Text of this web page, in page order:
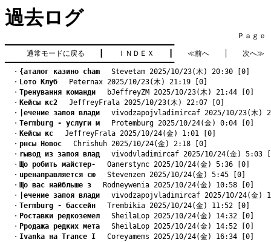
過去ログ
Ｐａｇｅ
━━━━━━━━━━━━━━━━━━━━━━━━━━━━━━━━━━━━━━━━
通常モードに戻る
ＩＮＤＥＸ ≪前へ
次へ≫
━━━━━━━━━━━━━━━━━━━━━━━━━━━━━━━━━━━━━━━━
・ {аталог казино cham Stevetam 2025/10/23(木) 20:30 [0]
・ Lото Клуб Peternax 2025/10/23(木) 21:19 [0]
・ Тренування команди bJeffreyZM 2025/10/23(木) 21:44 [0]
・ Kейсы кс2 JeffreyFrala 2025/10/23(木) 22:07 [0]
・
|ечение запоя влади vivodzapojvladimircaf 2025/10/23(木)
・ Termburg - услуги м Protemburg 2025/10/24(金) 0:04 [0]
・ Kейсы кс JeffreyFrala 2025/10/24(金) 1:01 [0]
・ pнсы Новос Chrishuh 2025/10/24(金) 2:18 [0]
・ rывод из запоя влад vivodvladimircaf 2025/10/24(金) 5:03
・ Що робить майстер- Oanerstync 2025/10/24(金) 5:36 [0]
・ uренаправляется сю Stevenzen 2025/10/24(金) 5:45 [0]
・ Що вас найбльше з Rodneywenia 2025/10/24(金) 10:58 [0]
・
|ечение запоя влади vivodzapojvladimircaf 2025/10/24(金)
・ Termburg - бассейн Trembikia 2025/10/24(金) 11:52 [0]
・ Pоставки редкоземел SheilaLop 2025/10/24(金) 14:32 [0]
・ Pродажа редких мета SheilaLop 2025/10/24(金) 14:52 [0]
・ Ivanka на Trance I Coreyamems 2025/10/24(金) 16:34 [0]